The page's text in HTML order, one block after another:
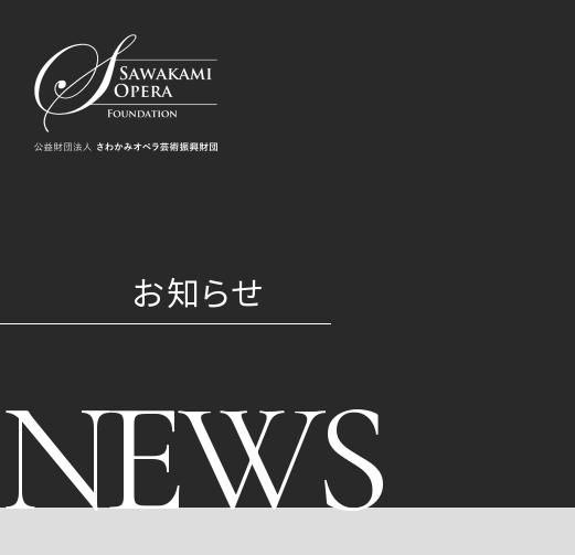
お知らせ
NEWS